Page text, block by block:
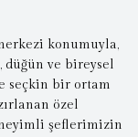
konumuyla,
ve bireysel
seçkin bir ortam
özel
şeflerimizin